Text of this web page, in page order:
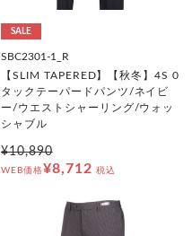
SALE
SBC2301-1_R
【SLIM TAPERED】【秋冬】4S 0
タックテーパードパンツ/ネイビ
ー/ウエストシャーリング/ウォッ
シャブル
¥10,890
WEB価格¥8,712 税込